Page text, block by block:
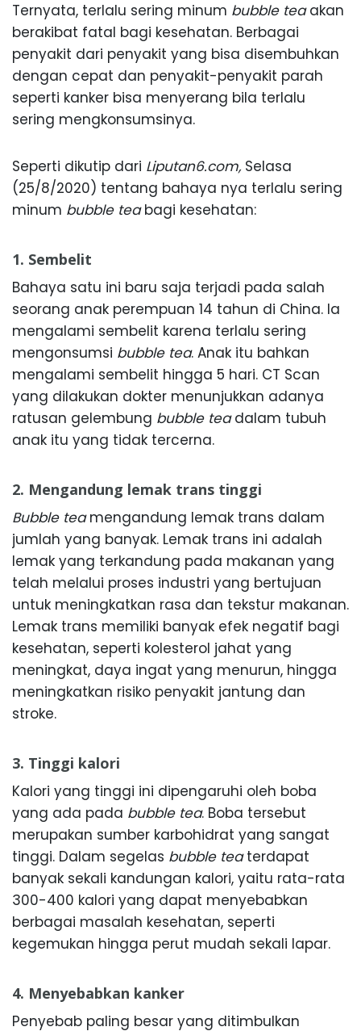
Ternyata, terlalu sering minum bubble teaakan
berakibat fatal bagi kesehatan. Berbagai
penyakit dari penyakit yang bisa disembuhkan
dengan cepat dan penyakit-penyakit parah
seperti kanker bisa menyerang bila terlalu
sering mengkonsumsinya.
Seperti dikutip dari Liputan6.com, Selasa
(25/8/2020) tentang bahaya nya terlalu sering
minum bubble teabagi kesehatan:
1. Sembelit
Bahaya satu ini baru saja terjadi pada salah
seorang anak perempuan 14 tahun di China. Ia
mengalami sembelit karena terlalu sering
mengonsumsi bubble tea. Anak itu bahkan
mengalami sembelit hingga 5 hari. CT Scan
yang dilakukan dokter menunjukkan adanya
ratusan gelembung bubble teadalam tubuh
anak itu yang tidak tercerna.
2. Mengandung lemak trans tinggi
Bubble teamengandung lemak trans dalam
jumlah yang banyak. Lemak trans ini adalah
lemak yang terkandung pada makanan yang
telah melalui proses industri yang bertujuan
untuk meningkatkan rasa dan tekstur makanan.
Lemak trans memiliki banyak efek negatif bagi
kesehatan, seperti kolesterol jahat yang
meningkat, daya ingat yang menurun, hingga
meningkatkan risiko penyakit jantung dan
stroke.
3. Tinggi kalori
Kalori yang tinggi ini dipengaruhi oleh boba
yang ada pada bubble tea. Boba tersebut
merupakan sumber karbohidrat yang sangat
tinggi. Dalam segelas bubble teaterdapat
banyak sekali kandungan kalori, yaitu rata-rata
300-400 kalori yang dapat menyebabkan
berbagai masalah kesehatan, seperti
kegemukan hingga perut mudah sekali lapar.
4. Menyebabkan kanker
Penyebab paling besar yang ditimbulkan